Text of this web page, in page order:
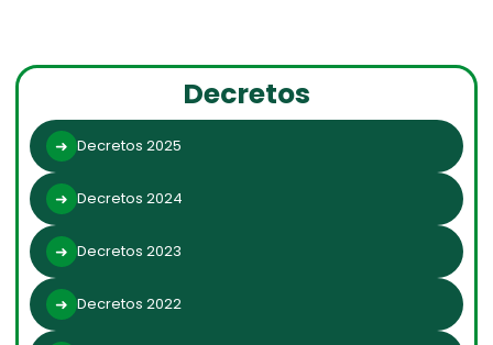
Decretos
Decretos 2025
Decretos 2024
Decretos 2023
Decretos 2022